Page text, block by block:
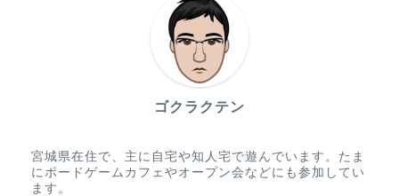
ゴクラクテン
宮城県在住で、主に自宅や知人宅で遊んでいます。たま
にボードゲームカフェやオープン会などにも参加してい
ます。